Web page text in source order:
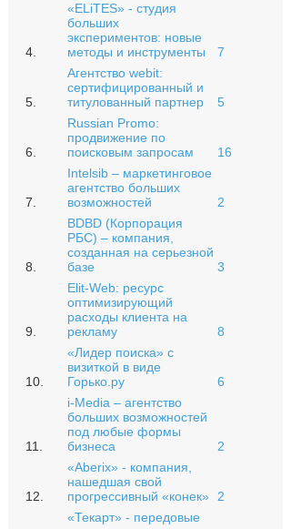
4.
«ELiTES» - студия
больших
экспериментов: новые
методы и инструменты
7
5.
Агентство webit:
сертифицированный и
титулованный партнер
5
6.
Russian Promo:
продвижение по
поисковым запросам
16
7.
Intelsib – маркетинговое
агентство больших
возможностей
2
8.
BDBD (Корпорация
РБС) – компания,
созданная на серьезной
базе
3
9.
Elit-Web: ресурс
оптимизирующий
расходы клиента на
рекламу
8
10.
«Лидер поиска» с
визиткой в виде
Горько.ру
6
11.
i-Media – агентство
больших возможностей
под любые формы
бизнеса
2
12.
«Aberix» - компания,
нашедшая свой
прогрессивный «конек»
2
«Текарт» - передовые